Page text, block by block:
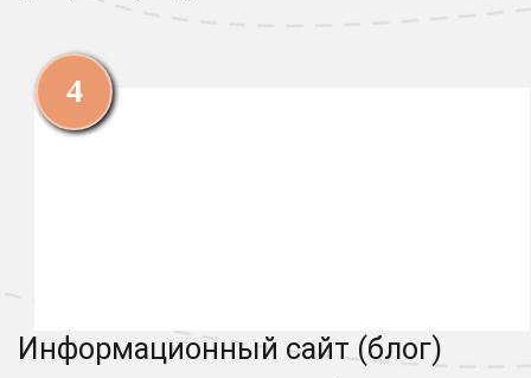
Информационный сайт (блог)